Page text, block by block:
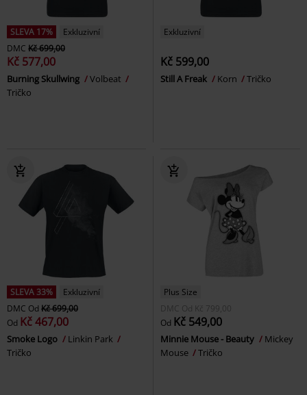
SLEVA 17%
Exkluzivní
DMC Kč 699,00
Kč 577,00
Burning Skullwing
Volbeat
Tričko
Exkluzivní
Kč 599,00
Still A Freak Korn Tričko
SLEVA 33%
Exkluzivní
DMC Od Kč 699,00
Od Kč 467,00
Smoke Logo
Linkin Park
Tričko
Plus Size
DMC Od Kč 799,00
Od Kč 549,00
Minnie Mouse - Beauty
Mickey
Mouse
Tričko